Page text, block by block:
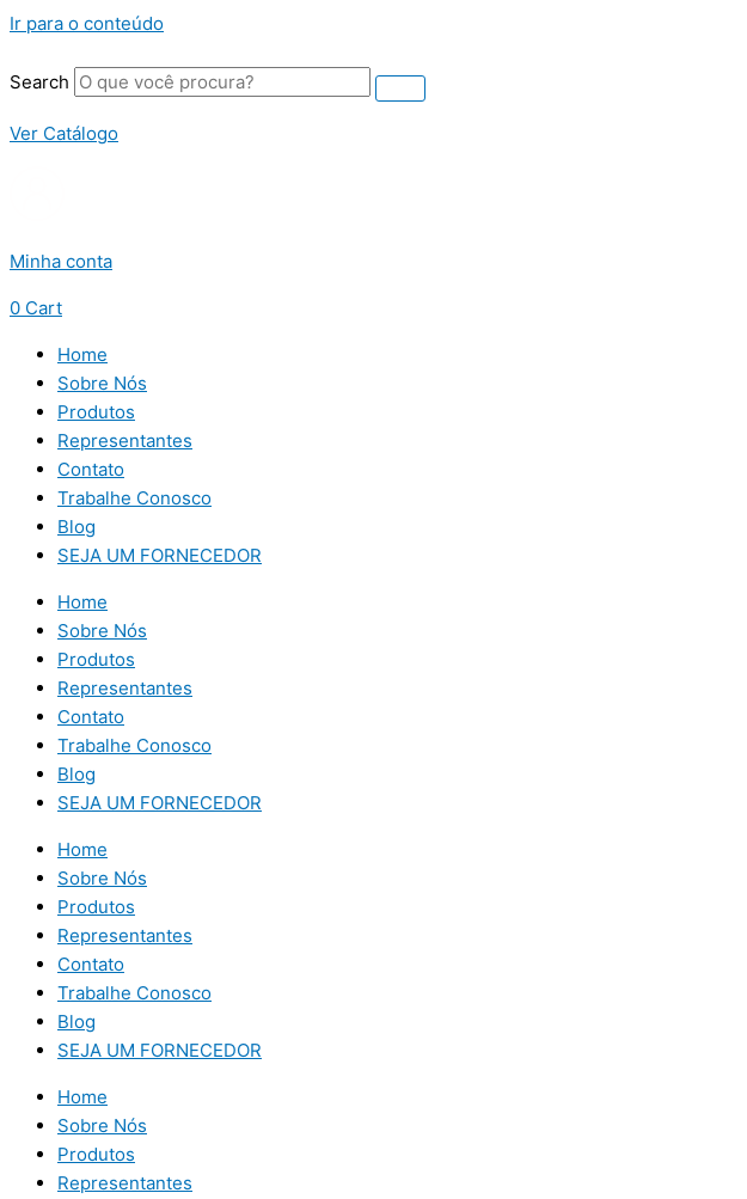
Ir para o conteúdo
Search
Ver Catálogo
Minha conta
0 Cart
Home
Sobre Nós
Produtos
Representantes
Contato
Trabalhe Conosco
Blog
SEJA UM FORNECEDOR
Home
Sobre Nós
Produtos
Representantes
Contato
Trabalhe Conosco
Blog
SEJA UM FORNECEDOR
Home
Sobre Nós
Produtos
Representantes
Contato
Trabalhe Conosco
Blog
SEJA UM FORNECEDOR
Home
Sobre Nós
Produtos
Representantes